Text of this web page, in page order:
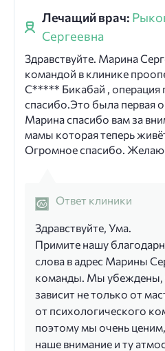
Лечащий врач:
Сергеевна
Здравствуйте. Марина
командой в клинике
С***** Бикабай , операция
спасибо.Это была первая
Марина спасибо вам за
мамы которая теперь
Огромное спасибо. Желаю
Ответ клиники
Здравствуйте, Ума.
Примите нашу
слова в адрес Марины
команды. Мы убеждены,
зависит не только от
от психологического
поэтому мы очень
наше внимание и ту